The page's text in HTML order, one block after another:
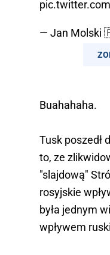
— Jan Molski
Buahahaha.
Tusk poszedł
to, ze
"slajdową"
rosyjskie
była jednym
wpływem